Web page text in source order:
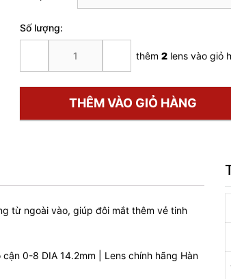
Số lượng:
lượng
thêm 2lens vào giỏ
THÊM VÀO GIỎ HÀNG
từ ngoài vào, giúp đôi mắt thêm vẻ tinh
0-8 DIA 14.2mm | Lens chính hãng Hàn